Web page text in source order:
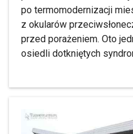
po termomodernizacji
z okularów
przed porażeniem. Oto
osiedli dotkniętych